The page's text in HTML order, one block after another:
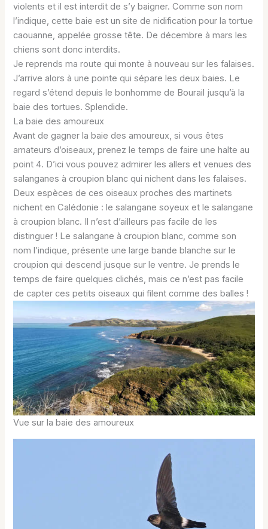
violents et il est interdit de s’y baigner. Comme son nom
l’indique, cette baie est un site de nidification pour la tortue
caouanne, appelée grosse tête. De décembre à mars les
chiens sont donc interdits.
Je reprends ma route qui monte à nouveau sur les falaises.
J’arrive alors à une pointe qui sépare les deux baies. Le
regard s’étend depuis le bonhomme de Bourail jusqu’à la
baie des tortues. Splendide.
La baie des amoureux
Avant de gagner la baie des amoureux, si vous êtes
amateurs d’oiseaux, prenez le temps de faire une halte au
point 4. D’ici vous pouvez admirer les allers et venues des
salanganes à croupion blanc qui nichent dans les falaises.
Deux espèces de ces oiseaux proches des martinets
nichent en Calédonie : le salangane soyeux et le salangane
à croupion blanc. Il n’est d’ailleurs pas facile de les
distinguer ! Le salangane à croupion blanc, comme son
nom l’indique, présente une large bande blanche sur le
croupion qui descend jusque sur le ventre. Je prends le
temps de faire quelques clichés, mais ce n’est pas facile
de capter ces petits oiseaux qui filent comme des balles !
Vue sur la baie des amoureux